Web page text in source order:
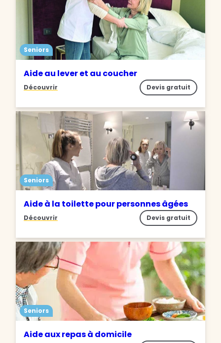
Seniors
Aide au lever et au coucher
Découvrir Devis gratuit
Seniors
Aide à la toilette pour personnes âgées
Découvrir Devis gratuit
Seniors
Aide aux repas à domicile